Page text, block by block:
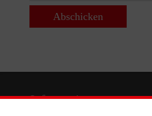
Abschicken
Informationen